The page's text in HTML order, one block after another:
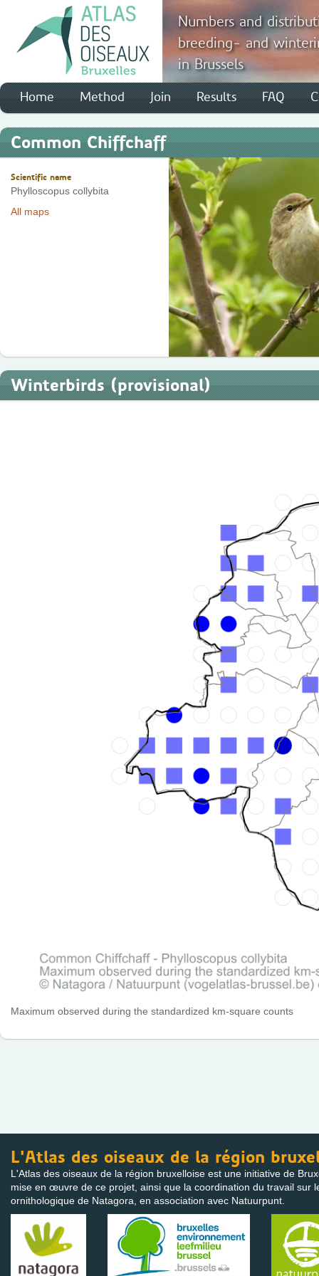
Numbers and
breeding- and
in Brussels
Home Method Join Results FAQ
Common Chiffchaff
Scientific name
Phylloscopus collybita
All maps
Winterbirds (provisional)
Maximum observed during the standardized km-square counts
L'Atlas des oiseaux de la région
L'Atlas des oiseaux de la région bruxelloise est une initiative de
mise en œuvre de ce projet, ainsi que la coordination du travail sur
ornithologique de Natagora, en association avec Natuurpunt.